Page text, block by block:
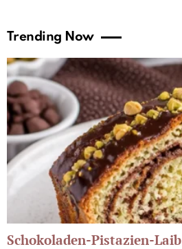
Trending Now
Schokoladen-Pistazien-Laib